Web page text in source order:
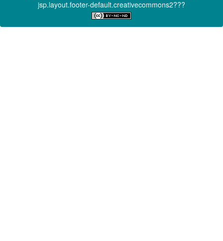
jsp.layout.footer-default.creativecommons2???